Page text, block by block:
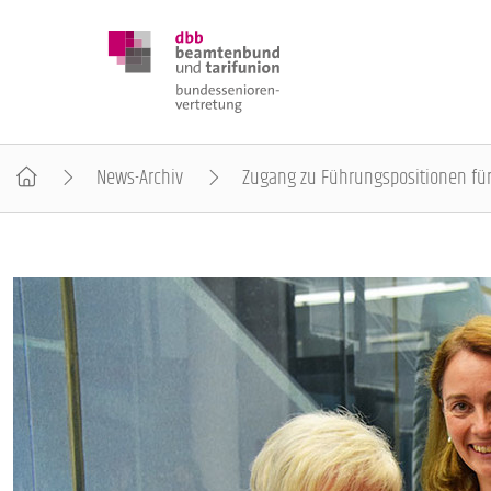
POSITIONEN
VERANSTALTUNGEN
PUBLIKATIONEN
News-Archiv Zugang zu Führungspositionen